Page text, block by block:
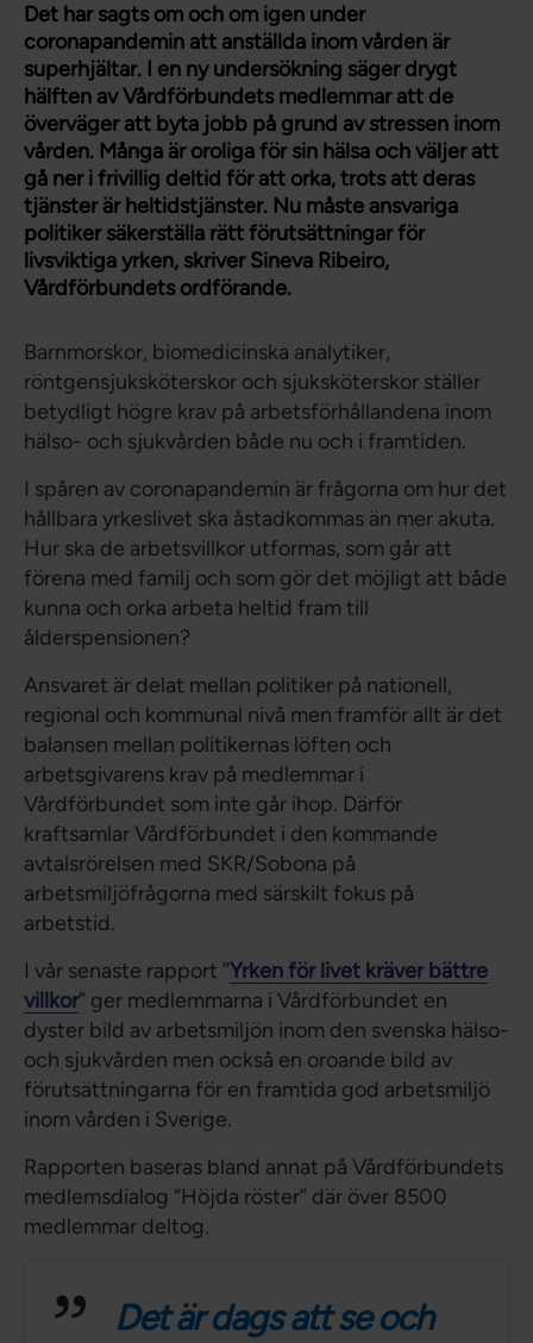
Det har sagts om och om igen under
coronapandemin att anställda inom vården är
superhjältar. I en ny undersökning säger drygt
hälften av Vårdförbundets medlemmar att de
överväger att byta jobb på grund av stressen inom
vården. Många är oroliga för sin hälsa och väljer att
gå ner i frivillig deltid för att orka, trots att deras
tjänster är heltidstjänster. Nu måste ansvariga
politiker säkerställa rätt förutsättningar för
livsviktiga yrken, skriver Sineva Ribeiro,
Vårdförbundets ordförande.
Barnmorskor, biomedicinska analytiker,
röntgensjuksköterskor och sjuksköterskor ställer
betydligt högre krav på arbetsförhållandena inom
hälso- och sjukvården både nu och i framtiden.
I spåren av coronapandemin är frågorna om hur det
hållbara yrkeslivet ska åstadkommas än mer akuta.
Hur ska de arbetsvillkor utformas, som går att
förena med familj och som gör det möjligt att både
kunna och orka arbeta heltid fram till
ålderspensionen?
Ansvaret är delat mellan politiker på nationell,
regional och kommunal nivå men framför allt är det
balansen mellan politikernas löften och
arbetsgivarens krav på medlemmar i
Vårdförbundet som inte går ihop. Därför
kraftsamlar Vårdförbundet i den kommande
avtalsrörelsen med SKR/Sobona på
arbetsmiljöfrågorna med särskilt fokus på
arbetstid.
I vår senaste rapport ”Yrken för livet kräver bättre
villkor” ger medlemmarna i Vårdförbundet en
dyster bild av arbetsmiljön inom den svenska hälso-
och sjukvården men också en oroande bild av
förutsättningarna för en framtida god arbetsmiljö
inom vården i Sverige.
Rapporten baseras bland annat på Vårdförbundets
medlemsdialog “Höjda röster” där över 8500
medlemmar deltog.
Det är dags att se och